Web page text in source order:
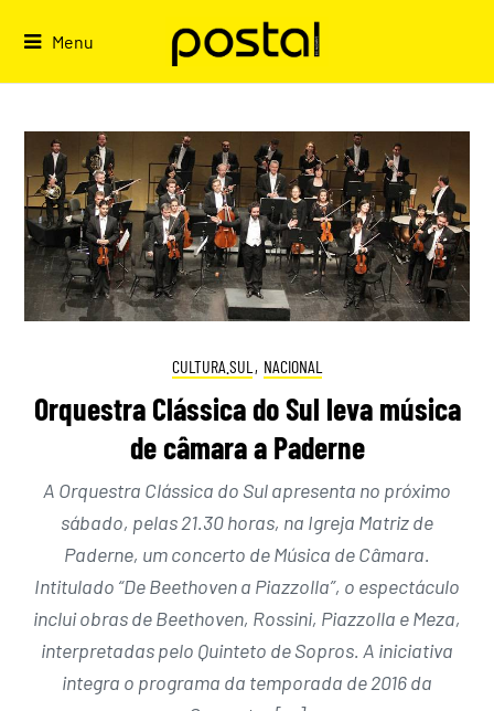
Menu
CULTURA.SUL , NACIONAL
Orquestra Clássica do Sul leva música
de câmara a Paderne
A Orquestra Clássica do Sul apresenta no próximo
sábado, pelas 21.30 horas, na Igreja Matriz de
Paderne, um concerto de Música de Câmara.
Intitulado “De Beethoven a Piazzolla”, o espectáculo
inclui obras de Beethoven, Rossini, Piazzolla e Meza,
interpretadas pelo Quinteto de Sopros. A iniciativa
integra o programa da temporada de 2016 da